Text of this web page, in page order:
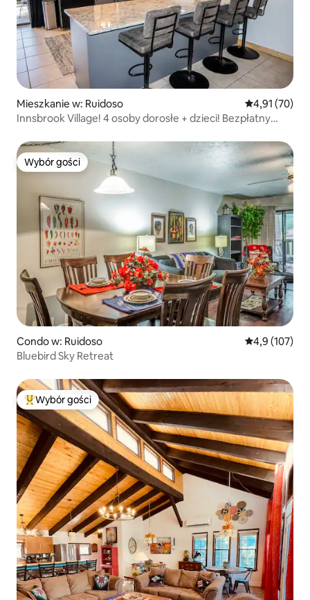
Mieszkanie w: Ruidoso Średnia
4,91 (70)
Innsbrook Village! 4 osoby dorosłe + dzieci! Bezpłatny
Wybór gości
Wybór gości
Condo w: Ruidoso Średnia
4,9 (107)
Bluebird Sky Retreat
Najpopularniejsze z kategorii Wybór gości
Wybór gości